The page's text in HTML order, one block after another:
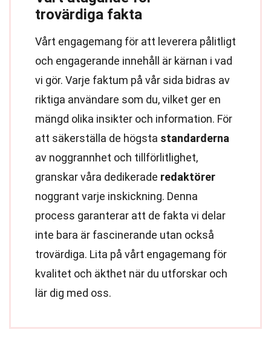
trovärdiga fakta
Vårt engagemang för att leverera pålitligt
och engagerande innehåll är kärnan i vad
vi gör. Varje faktum på vår sida bidras av
riktiga användare som du, vilket ger en
mängd olika insikter och information. För
att säkerställa de högsta standarderna
av noggrannhet och tillförlitlighet,
granskar våra dedikerade redaktörer
noggrant varje inskickning. Denna
process garanterar att de fakta vi delar
inte bara är fascinerande utan också
trovärdiga. Lita på vårt engagemang för
kvalitet och äkthet när du utforskar och
lär dig med oss.